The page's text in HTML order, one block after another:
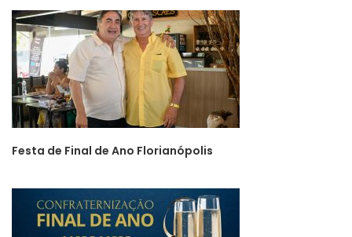
Festa de Final de Ano Florianópolis